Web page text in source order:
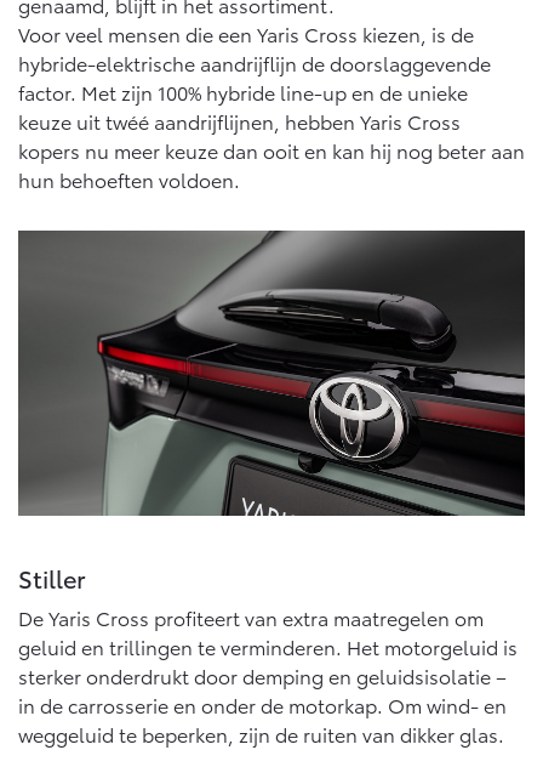
Proace Max (excl. BTW)
OOK ALS BATTERIJ-
ELEKTRISCH
Vanaf € 46.301,-
Hilux (excl. BTW)
OOK ALS BATTERIJ-
ELEKTRISCH
Vanaf € 56.570,-
Land Cruiser (excl. BTW)
Vanaf € 89.986,-
Voor veel mensen die een Yaris Cross kiezen, is de
hybride-elektrische aandrijflijn de doorslaggevende
factor. Met zijn 100% hybride line-up en de unieke
keuze uit twéé aandrijflijnen, hebben Yaris Cross
kopers nu meer keuze dan ooit en kan hij nog beter aan
hun behoeften voldoen.
Stiller
De Yaris Cross profiteert van extra maatregelen om
geluid en trillingen te verminderen. Het motorgeluid is
sterker onderdrukt door demping en geluidsisolatie –
in de carrosserie en onder de motorkap. Om wind- en
weggeluid te beperken, zijn de ruiten van dikker glas.